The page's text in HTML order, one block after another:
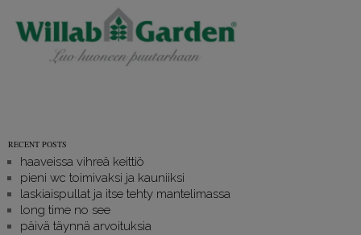
RECENT POSTS
haaveissa vihreä keittiö
pieni wc toimivaksi ja kauniiksi
laskiaispullat ja itse tehty mantelimassa
long time no see
päivä täynnä arvoituksia